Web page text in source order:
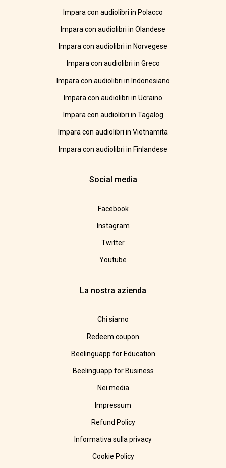
Impara con audiolibri in Polacco
Impara con audiolibri in Olandese
Impara con audiolibri in Norvegese
Impara con audiolibri in Greco
Impara con audiolibri in Indonesiano
Impara con audiolibri in Ucraino
Impara con audiolibri in Tagalog
Impara con audiolibri in Vietnamita
Impara con audiolibri in Finlandese
Social media
Facebook
Instagram
Twitter
Youtube
La nostra azienda
Chi siamo
Redeem coupon
Beelinguapp for Education
Beelinguapp for Business
Nei media
Impressum
Refund Policy
Informativa sulla privacy
Cookie Policy